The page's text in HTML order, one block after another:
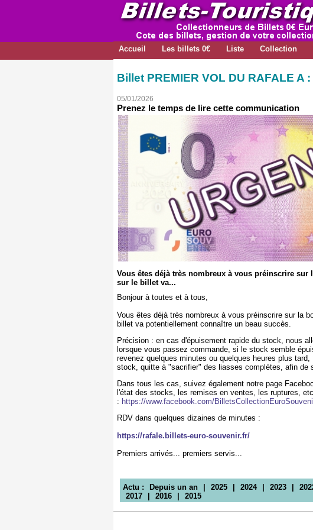
Accueil Les billets 0€ Liste Collection
Billet PREMIER VOL DU RAFALE A
05/01/2026
Prenez le temps de lire cette communication
Vous êtes déjà très nombreux à vous préinscrire
sur le billet va...
Bonjour à toutes et à tous,
Vous êtes déjà très nombreux à vous préinscrire sur la
billet va potentiellement connaître un beau succès.
Précision : en cas d'épuisement rapide du stock, nous
lorsque vous passez commande, si le stock semble
revenez quelques minutes ou quelques heures plus
stock, quitte à "sacrifier" des liasses complètes, afin de
Dans tous les cas, suivez également notre page
l'état des stocks, les remises en ventes, les ruptures, etc.
: https://www.facebook.com/
RDV dans quelques dizaines de minutes :
https://rafale.billets-euro-souvenir.fr/
Premiers arrivés... premiers servis...
Actu : Depuis un an | 2025 | 2024 | 2023 |
2017
| 2016 | 2015